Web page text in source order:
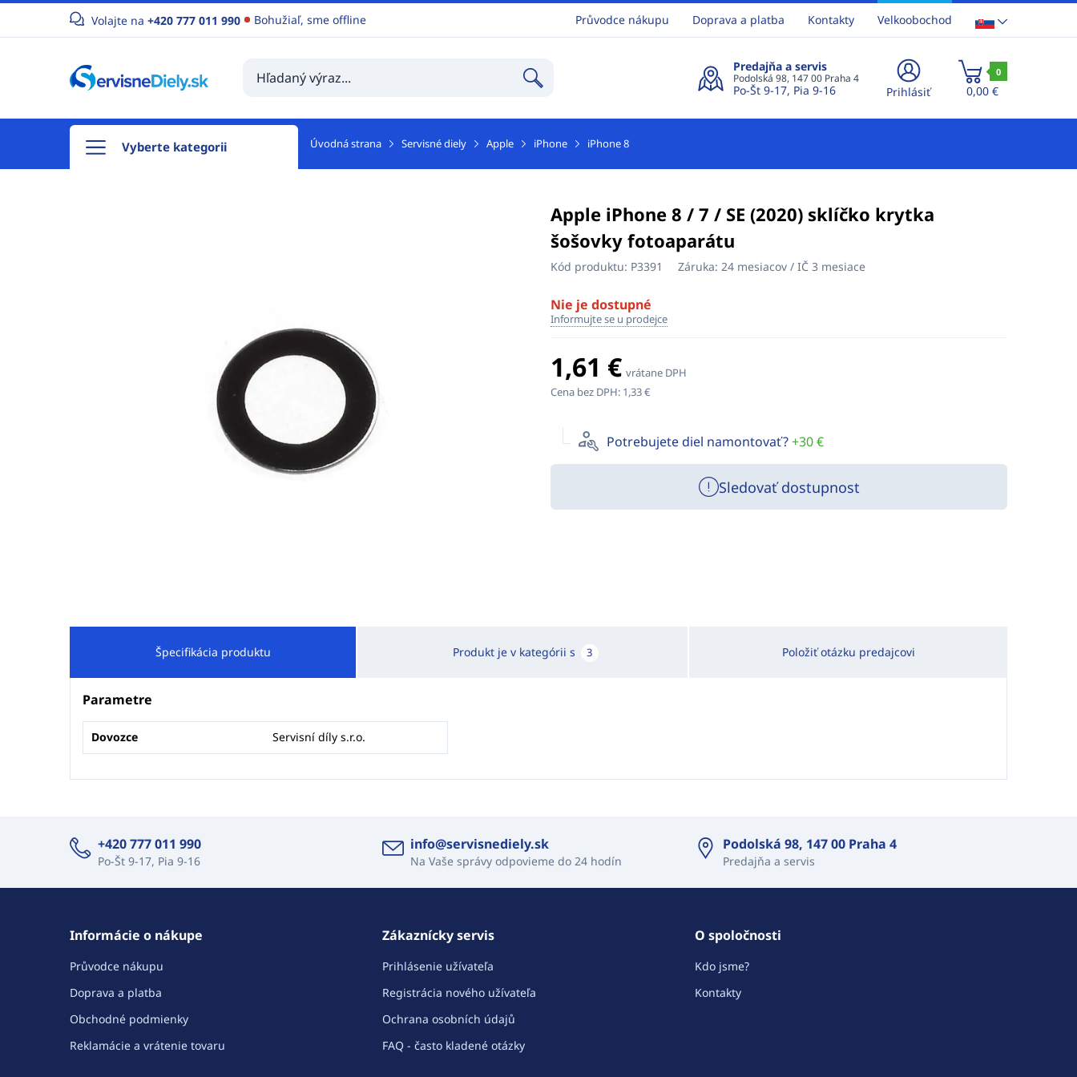
Volajte na +420 777 011 990 Bohužiaľ, sme offline Průvodce nákupu Doprava a platba Kontakty Velkoobochod
Predajňa a servis
Podolská 98, 147 00 Praha 4
Po-Št 9-17, Pia 9-16 Prihlásiť
0
0,00 €
Vyberte kategorii Úvodná strana Servisné diely Apple iPhone iPhone 8
Apple iPhone 8 / 7 / SE (2020) sklíčko krytka
šošovky fotoaparátu
Kód produktu: P3391 Záruka: 24 mesiacov / IČ 3 mesiace
Nie je dostupné
Informujte se u prodejce
1,61 € vrátane DPH
Cena bez DPH: 1,33 €
Potrebujete diel namontovať?+30 €
Sledovať dostupnost
Špecifikácia produktu Produkt je v kategórii s 3 Položiť otázku predajcovi
Parametre
Dovozce Servisní díly s.r.o.
+420 777 011 990
Po-Št 9-17, Pia 9-16
info@servisnediely.sk
Na Vaše správy odpovieme do 24 hodín
Podolská 98, 147 00 Praha 4
Predajňa a servis
Informácie o nákupe
Průvodce nákupu
Doprava a platba
Obchodné podmienky
Reklamácie a vrátenie tovaru
Zákaznícky servis
Prihlásenie užívateľa
Registrácia nového užívateľa
Ochrana osobních údajů
FAQ - často kladené otázky
O spoločnosti
Kdo jsme?
Kontakty